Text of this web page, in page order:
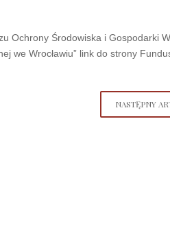
Ochrony Środowiska i Gospodarki
we Wrocławiu” link do strony
NASTĘPNY